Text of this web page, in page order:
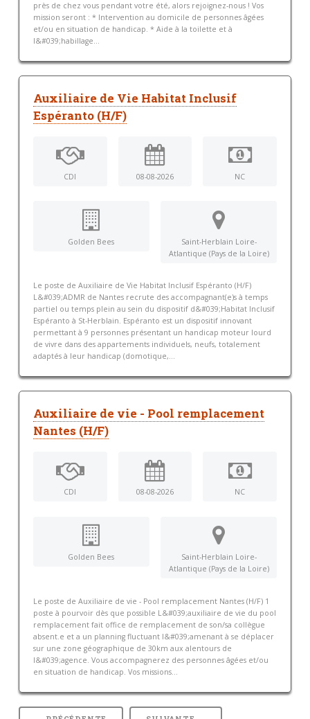
près de chez vous pendant votre été, alors rejoignez-nous ! Vos
mission seront : * Intervention au domicile de personnes âgées
et/ou en situation de handicap. * Aide à la toilette et à
l&#039;habillage...
Auxiliaire de Vie Habitat Inclusif
Espéranto (H/F)
CDI 08-08-2026 NC
Golden Bees
Saint-Herblain Loire-
Atlantique (Pays de la Loire)
Le poste de Auxiliaire de Vie Habitat Inclusif Espéranto (H/F)
L&#039;ADMR de Nantes recrute des accompagnant(e)s à temps
partiel ou temps plein au sein du dispositif d&#039;Habitat Inclusif
Espéranto à St-Herblain. Espéranto est un dispositif innovant
permettant à 9 personnes présentant un handicap moteur lourd
de vivre dans des appartements individuels, neufs, totalement
adaptés à leur handicap (domotique,...
Auxiliaire de vie - Pool remplacement
Nantes (H/F)
CDI 08-08-2026 NC
Golden Bees
Saint-Herblain Loire-
Atlantique (Pays de la Loire)
Le poste de Auxiliaire de vie - Pool remplacement Nantes (H/F) 1
poste à pourvoir dès que possible L&#039;auxiliaire de vie du pool
remplacement fait office de remplacement de son/sa collègue
absent.e et a un planning fluctuant l&#039;amenant à se déplacer
sur une zone géographique de 30km aux alentours de
l&#039;agence. Vous accompagnerez des personnes âgées et/ou
en situation de handicap. Vos missions...